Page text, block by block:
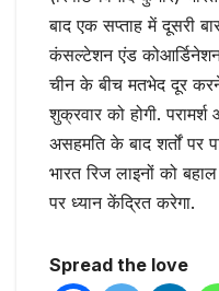
बाद एक सप्ताह में दूसरी
कंसल्टेशन एंड
चीन के बीच मतभेद दूर
शुक्रवार को होगी.
असहमति के बाद शर्तों पर
भारत रिज लाइनों को
पर ध्यान केंद्रित करेगा.
Spread the love